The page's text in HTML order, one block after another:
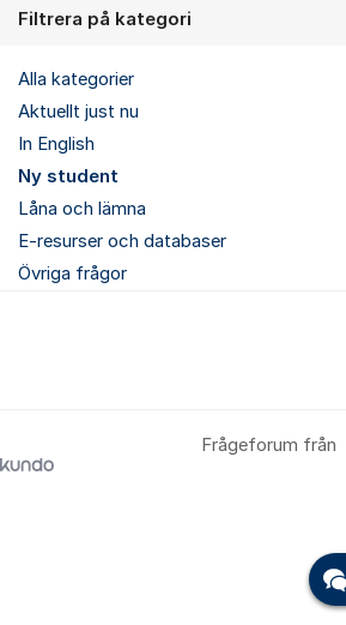
Filtrera på kategori
Alla kategorier
Aktuellt just nu
In English
Ny student
Låna och lämna
E-resurser och databaser
Övriga frågor
Frågeforum från